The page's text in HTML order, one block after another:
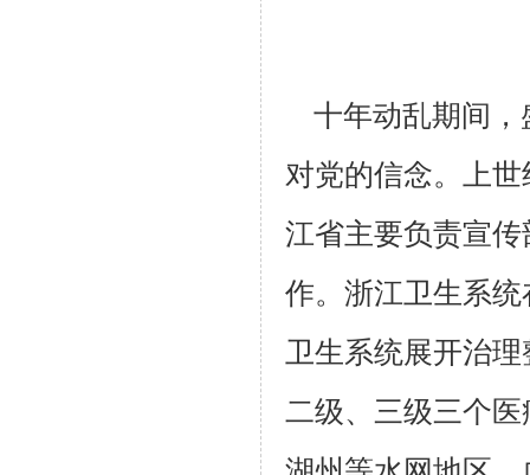
十年动乱期间，
对党的信念。上
江省主要负责宣传
作。浙江卫生系统
卫生系统展开治
二级、三级三个